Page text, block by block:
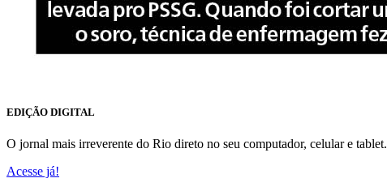
EDIÇÃO DIGITAL
O jornal mais irreverente do Rio direto no seu computador, celular e tablet.
Acesse já!